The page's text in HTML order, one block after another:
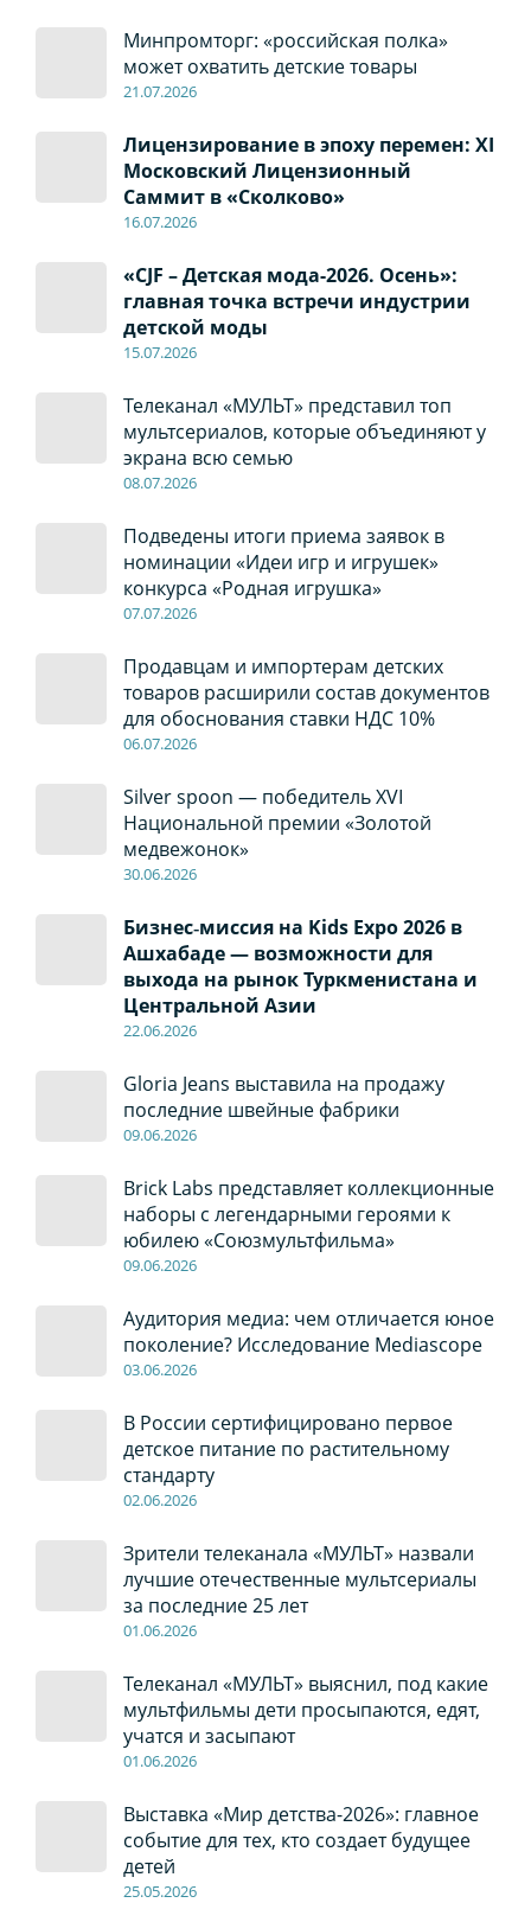
Минпромторг: «российская полка»
может охватить детские товары
21.07.2026
Лицензирование в эпоху перемен: XI
Московский Лицензионный
Саммит в «Сколково»
16.07.2026
«CJF – Детская мода-2026. Осень»:
главная точка встречи индустрии
детской моды
15.07.2026
Телеканал «МУЛЬТ» представил топ
мультсериалов, которые объединяют у
экрана всю семью
08.07.2026
Подведены итоги приема заявок в
номинации «Идеи игр и игрушек»
конкурса «Родная игрушка»
07.07.2026
Продавцам и импортерам детских
товаров расширили состав документов
для обоснования ставки НДС 10%
06.07.2026
Silver spoon — победитель XVI
Национальной премии «Золотой
медвежонок»
30.06.2026
Бизнес‑миссия на Kids Expo 2026 в
Ашхабаде — возможности для
выхода на рынок Туркменистана и
Центральной Азии
22.06.2026
Gloria Jeans выставила на продажу
последние швейные фабрики
09.06.2026
Brick Labs представляет коллекционные
наборы с легендарными героями к
юбилею «Союзмультфильма»
09.06.2026
Аудитория медиа: чем отличается юное
поколение? Исследование Mediascope
03.06.2026
В России сертифицировано первое
детское питание по растительному
стандарту
02.06.2026
Зрители телеканала «МУЛЬТ» назвали
лучшие отечественные мультсериалы
за последние 25 лет
01.06.2026
Телеканал «МУЛЬТ» выяснил, под какие
мультфильмы дети просыпаются, едят,
учатся и засыпают
01.06.2026
Выставка «Мир детства-2026»: главное
событие для тех, кто создает будущее
детей
25.05.2026